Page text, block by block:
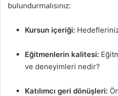
bulundurmalısınız:
Kursun içeriği:
Eğitmenlerin kalitesi:
ve deneyimleri nedir?
Katılımcı geri dönüşleri: